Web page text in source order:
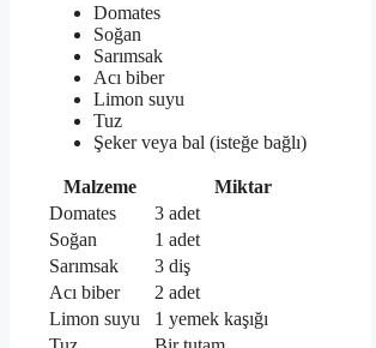
Domates
Soğan
Sarımsak
Acı biber
Limon suyu
Tuz
Şeker veya bal (isteğe bağlı)
Malzeme
Miktar
Domates
3 adet
Soğan
1 adet
Sarımsak
3 diş
Acı biber
2 adet
Limon suyu
1 yemek kaşığı